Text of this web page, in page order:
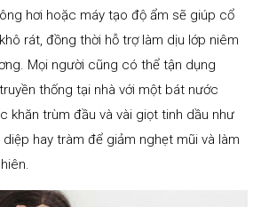
hơi hoặc máy tạo độ ẩm sẽ giúp cổ
rát, đồng thời hỗ trợ làm dịu lớp niêm
Mọi người cũng có thể tận dụng
thống tại nhà với một bát nước
khăn trùm đầu và vài giọt tinh dầu như
diệp hay tràm để giảm nghẹt mũi và làm